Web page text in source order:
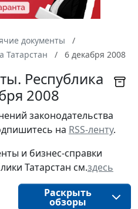
документы
Татарстан 6 декабря 2008
Республика
2008
законодательства
на RSS-ленту.
и бизнес-справки
Татарстан см.здесь
Раскрыть
обзоры